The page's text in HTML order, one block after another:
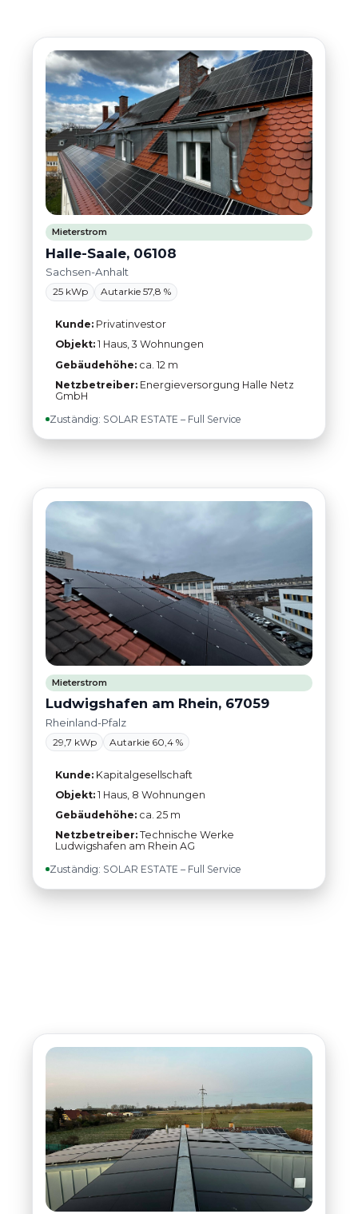
Mieterstrom
Halle-Saale, 06108
Sachsen-Anhalt
25 kWp Autarkie 57,8 %
Kunde:Privatinvestor
Objekt:1 Haus, 3 Wohnungen
Gebäudehöhe:ca. 12 m
Netzbetreiber:Energieversorgung Halle Netz
GmbH
Zuständig: SOLAR ESTATE – Full Service
Mieterstrom
Ludwigshafen am Rhein, 67059
Rheinland-Pfalz
29,7 kWp Autarkie 60,4 %
Kunde:Kapitalgesellschaft
Objekt:1 Haus, 8 Wohnungen
Gebäudehöhe:ca. 25 m
Netzbetreiber:Technische Werke
Ludwigshafen am Rhein AG
Zuständig: SOLAR ESTATE – Full Service